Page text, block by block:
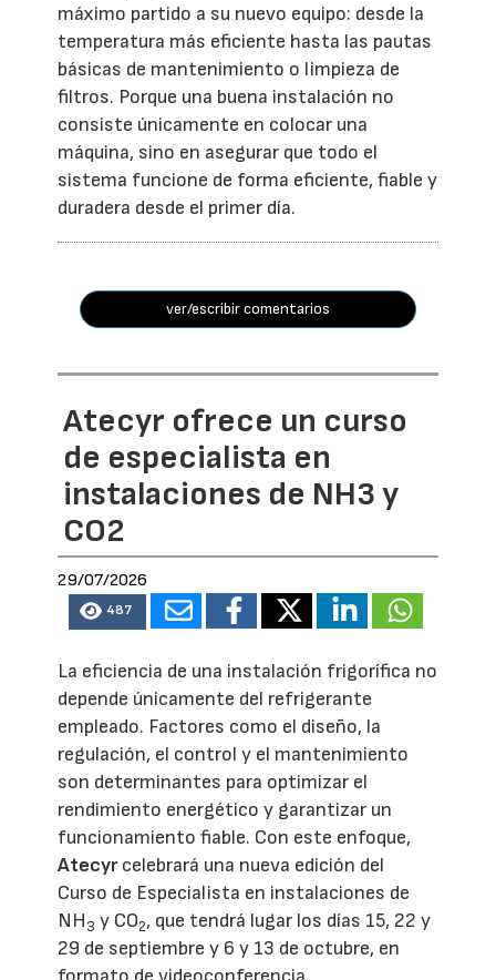
máximo partido a su nuevo equipo: desde la
temperatura más eficiente hasta las pautas
básicas de mantenimiento o limpieza de
filtros. Porque una buena instalación no
consiste únicamente en colocar una
máquina, sino en asegurar que todo el
sistema funcione de forma eficiente, fiable y
duradera desde el primer día.
ver/escribir comentarios
Atecyr ofrece un curso
de especialista en
instalaciones de NH3 y
CO2
29/07/2026
487
La eficiencia de una instalación frigorífica no
depende únicamente del refrigerante
empleado. Factores como el diseño, la
regulación, el control y el mantenimiento
son determinantes para optimizar el
rendimiento energético y garantizar un
funcionamiento fiable. Con este enfoque,
Atecyrcelebrará una nueva edición del
Curso de Especialista en instalaciones de
NH3 y CO2, que tendrá lugar los días 15, 22 y
29 de septiembre y 6 y 13 de octubre, en